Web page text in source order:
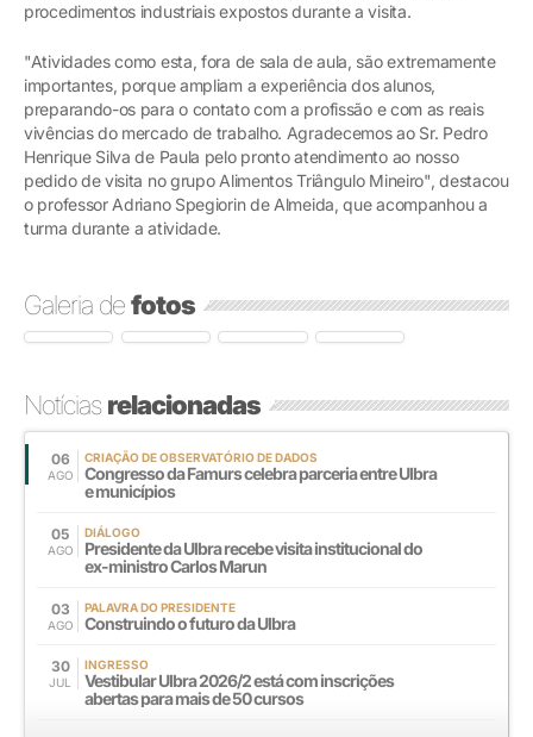
procedimentos industriais expostos durante a visita.
"Atividades como esta, fora de sala de aula, são extremamente
importantes, porque ampliam a experiência dos alunos,
preparando-os para o contato com a profissão e com as reais
vivências do mercado de trabalho. Agradecemos ao Sr. Pedro
Henrique Silva de Paula pelo pronto atendimento ao nosso
pedido de visita no grupo Alimentos Triângulo Mineiro", destacou
o professor Adriano Spegiorin de Almeida, que acompanhou a
turma durante a atividade.
Galeria defotos
Notíciasrelacionadas
06
AGO
CRIAÇÃO DE OBSERVATÓRIO DE DADOS
Congresso da Famurs celebra parceria entre Ulbra
e municípios
05
AGO
DIÁLOGO
Presidente da Ulbra recebe visita institucional do
ex-ministro Carlos Marun
03
AGO
PALAVRA DO PRESIDENTE
Construindo o futuro da Ulbra
30
JUL
INGRESSO
Vestibular Ulbra 2026/2 está com inscrições
abertas para mais de 50 cursos